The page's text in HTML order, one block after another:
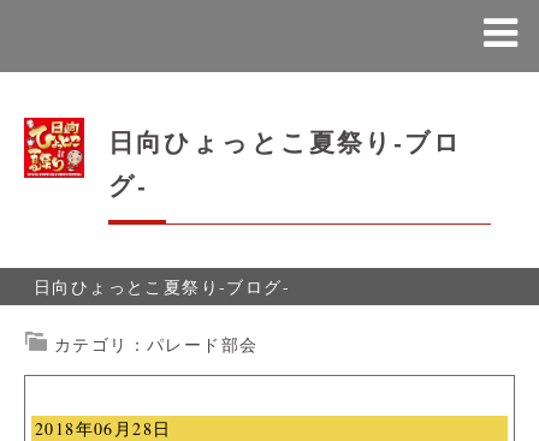
日向ひょっとこ夏祭り-ブロ
グ-
日向ひょっとこ夏祭り-ブログ-
カテゴリ：パレード部会
2018年06月28日